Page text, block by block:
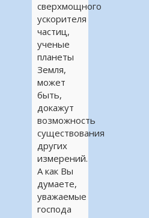
сверхмощного
ускорителя
частиц,
ученые
планеты
Земля,
может
быть,
докажут
возможность
существования
других
измерений.
А как Вы
думаете,
уважаемые
господа